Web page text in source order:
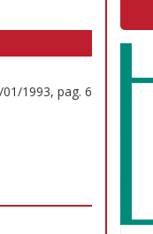
1993, pag. 6